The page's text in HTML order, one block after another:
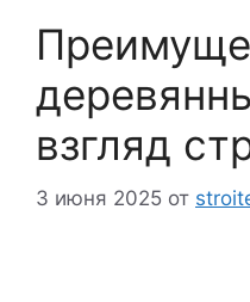
взгляд
3 июня 2025 от